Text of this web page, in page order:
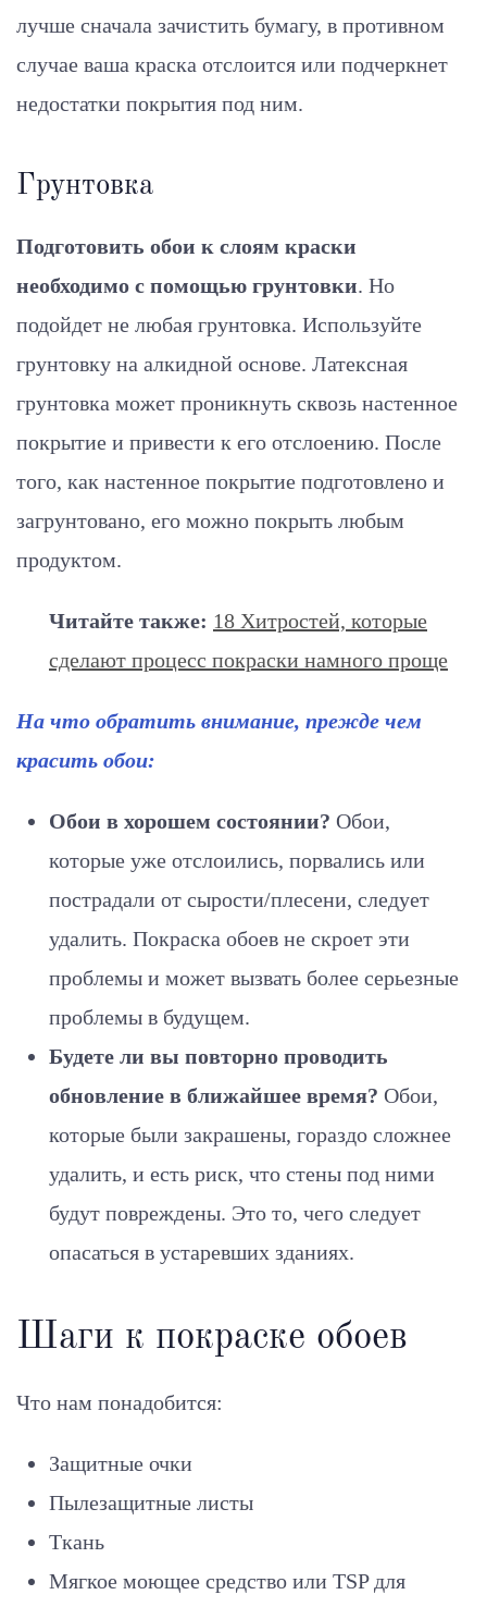
лучше сначала зачистить бумагу, в противном
случае ваша краска отслоится или подчеркнет
недостатки покрытия под ним.
Грунтовка
Подготовить обои к слоям краски
необходимо с помощью грунтовки. Но
подойдет не любая грунтовка. Используйте
грунтовку на алкидной основе. Латексная
грунтовка может проникнуть сквозь настенное
покрытие и привести к его отслоению. После
того, как настенное покрытие подготовлено и
загрунтовано, его можно покрыть любым
продуктом.
Читайте также: 18 Хитростей, которые
сделают процесс покраски намного проще
На что обратить внимание, прежде чем
красить обои:
Обои в хорошем состоянии? Обои,
которые уже отслоились, порвались или
пострадали от сырости/плесени, следует
удалить. Покраска обоев не скроет эти
проблемы и может вызвать более серьезные
проблемы в будущем.
Будете ли вы повторно проводить
обновление в ближайшее время? Обои,
которые были закрашены, гораздо сложнее
удалить, и есть риск, что стены под ними
будут повреждены. Это то, чего следует
опасаться в устаревших зданиях.
Шаги к покраске обоев
Что нам понадобится:
Защитные очки
Пылезащитные листы
Ткань
Мягкое моющее средство или TSP для